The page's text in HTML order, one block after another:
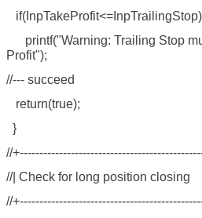
if(InpTakeProfit<=InpTrailingStop)
printf("Warning: Trailing Stop
Profit");
//--- succeed
return(true);
}
//
//| Check for long
//